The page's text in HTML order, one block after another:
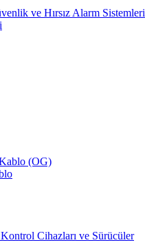
ve Hırsız Alarm Sistemleri
(OG)
Cihazları ve Sürücüler